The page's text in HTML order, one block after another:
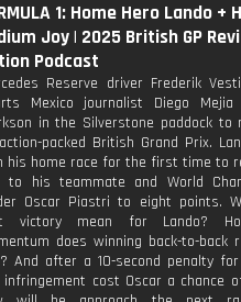
1: Home Hero Lando +
Joy | 2025 British GP
Podcast
Reserve driver Frederik
Mexico journalist Diego Mejia
in the Silverstone paddock to
packed British Grand Prix.
his home race for the first time to
to his teammate and World
Oscar Piastri to eight points.
victory mean for Lando?
does winning back-to-back
And after a 10-second penalty
infringement cost Oscar a chance